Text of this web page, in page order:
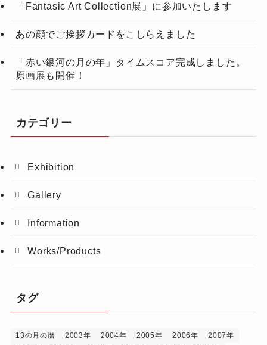
「Fantasic Art Collection展」に参加いたします
あの顔でご挨拶カードをこしらえました
「赤い銀河の月の年」タイムスコア完成しました。
原画展も開催！
カテゴリー
Exhibition
Gallery
Information
Works/Products
タグ
13の月の暦 2003年 2004年 2005年 2006年
2007年